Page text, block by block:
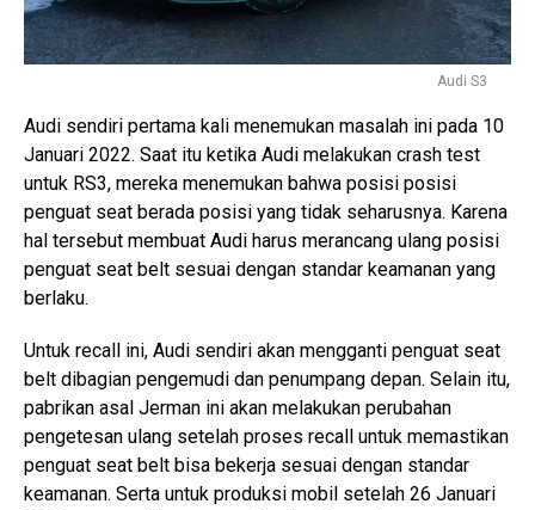
Audi S3
Audi sendiri pertama kali menemukan masalah ini pada 10
Januari 2022. Saat itu ketika Audi melakukan crash test
untuk RS3, mereka menemukan bahwa posisi posisi
penguat seat berada posisi yang tidak seharusnya. Karena
hal tersebut membuat Audi harus merancang ulang posisi
penguat seat belt sesuai dengan standar keamanan yang
berlaku.
Untuk recall ini, Audi sendiri akan mengganti penguat seat
belt dibagian pengemudi dan penumpang depan. Selain itu,
pabrikan asal Jerman ini akan melakukan perubahan
pengetesan ulang setelah proses recall untuk memastikan
penguat seat belt bisa bekerja sesuai dengan standar
keamanan. Serta untuk produksi mobil setelah 26 Januari